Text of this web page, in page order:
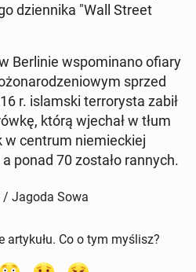
dzien­ni­ka "Wall Street
Ber­li­nie wspo­mi­na­no ofiary
sprzed
r. is­lam­ski ter­ro­ry­sta zabił
którą wjechał w tłum
centrum nie­miec­kiej
ponad 70 zostało rannych.
/ Jagoda Sowa
artykułu. Co o tym myślisz?